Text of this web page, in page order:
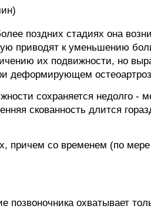
поздних стадиях она
приводят к уменьшению
их подвижности, но
деформирующем
сохраняется недолго -
скованность длится
причем со временем (по мере
позвоночника охватывает